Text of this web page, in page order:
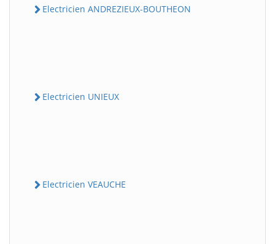
Electricien ANDREZIEUX-BOUTHEON
Electricien UNIEUX
Electricien VEAUCHE